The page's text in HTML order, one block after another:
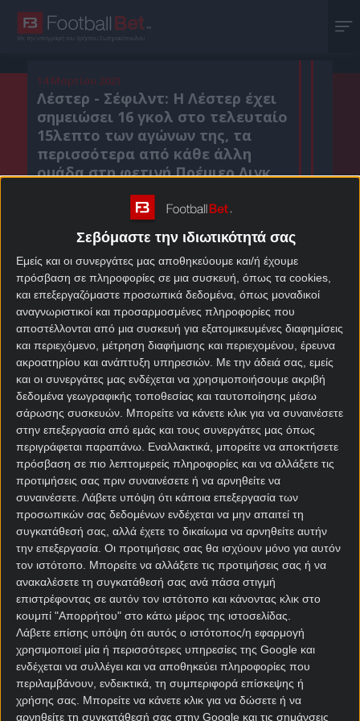
Σεβόμαστε την ιδιωτικότητά σας
Εμείς και οι συνεργάτες μας αποθηκεύουμε και/ή έχουμε
πρόσβαση σε πληροφορίες σε μια συσκευή, όπως τα cookies,
και επεξεργαζόμαστε προσωπικά δεδομένα, όπως μοναδικοί
αναγνωριστικοί και προσαρμοσμένες πληροφορίες που
αποστέλλονται από μια συσκευή για εξατομικευμένες διαφημίσεις
και περιεχόμενο, μέτρηση διαφήμισης και περιεχομένου, έρευνα
ακροατηρίου και ανάπτυξη υπηρεσιών. Με την άδειά σας, εμείς
και οι συνεργάτες μας ενδέχεται να χρησιμοποιήσουμε ακριβή
δεδομένα γεωγραφικής τοποθεσίας και ταυτοποίησης μέσω
σάρωσης συσκευών. Μπορείτε να κάνετε κλικ για να συναινέσετε
στην επεξεργασία από εμάς και τους συνεργάτες μας όπως
περιγράφεται παραπάνω. Εναλλακτικά, μπορείτε να αποκτήσετε
πρόσβαση σε πιο λεπτομερείς πληροφορίες και να αλλάξετε τις
προτιμήσεις σας πριν συναινέσετε ή να αρνηθείτε να
συναινέσετε. Λάβετε υπόψη ότι κάποια επεξεργασία των
προσωπικών σας δεδομένων ενδέχεται να μην απαιτεί τη
συγκατάθεσή σας, αλλά έχετε το δικαίωμα να αρνηθείτε αυτήν
την επεξεργασία. Οι προτιμήσεις σας θα ισχύουν μόνο για αυτόν
τον ιστότοπο. Μπορείτε να αλλάξετε τις προτιμήσεις σας ή να
ανακαλέσετε τη συγκατάθεσή σας ανά πάσα στιγμή
επιστρέφοντας σε αυτόν τον ιστότοπο και κάνοντας κλικ στο
κουμπί "Απορρήτου" στο κάτω μέρος της ιστοσελίδας.
Λάβετε επίσης υπόψη ότι αυτός ο ιστότοπος/η εφαρμογή
χρησιμοποιεί μία ή περισσότερες υπηρεσίες της Google και
ενδέχεται να συλλέγει και να αποθηκεύει πληροφορίες που
περιλαμβάνουν, ενδεικτικά, τη συμπεριφορά επίσκεψης ή
χρήσης σας. Μπορείτε να κάνετε κλικ για να δώσετε ή να
αρνηθείτε τη συγκατάθεσή σας στην Google και τις σημάνσεις
Με την υπογραφή του Χρήστου Σωτηρακόπουλου
14 Μαρτίου 2021
Λέστερ - Σέφιλντ: Η Λέστερ έχει
σημειώσει 16 γκολ στο τελευταίο
15λεπτο των αγώνων της, τα
περισσότερα από κάθε άλλη
ομάδα στη φετινή Πρέμιερ Λιγκ.
Κοιν. :
Πρόσθεσε το Footballbet.gr στην Google
ΣΤΟΙΧΗΜΑΤΙΚΕΣ ΠΡΟΣΦΟΡΕΣ *
Αρχική Σελίδα
Χρήστος Σωτηρακόπουλος
Προγνωστικά
Βαθμολογίες - Στατιστικά
Κουπόνι
Πρόγραμμα TV
Προσφορές*